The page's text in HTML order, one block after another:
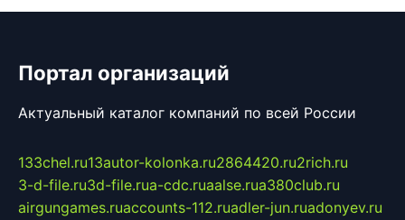
Портал организаций
Актуальный каталог компаний по всей России
133chel.ru13autor-kolonka.ru2864420.ru2rich.ru
3-d-file.ru3d-file.rua-cdc.ruaalse.rua380club.ru
airgungames.ruaccounts-112.ruadler-jun.ruadonyev.ru